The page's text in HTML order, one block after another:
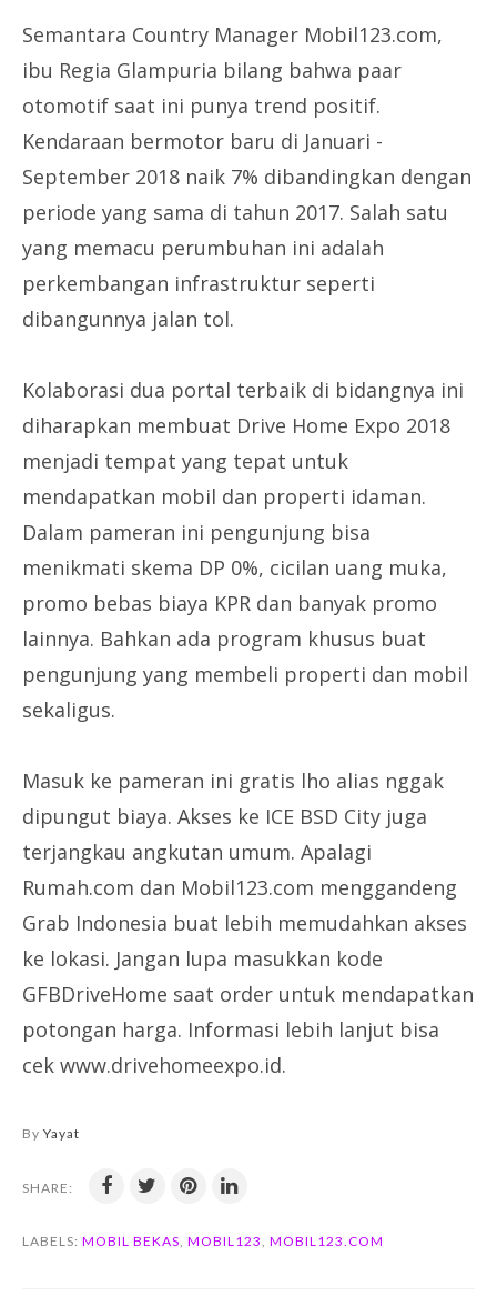
Semantara Country Manager Mobil123.com,
ibu Regia Glampuria bilang bahwa paar
otomotif saat ini punya trend positif.
Kendaraan bermotor baru di Januari -
September 2018 naik 7% dibandingkan dengan
periode yang sama di tahun 2017. Salah satu
yang memacu perumbuhan ini adalah
perkembangan infrastruktur seperti
dibangunnya jalan tol.
Kolaborasi dua portal terbaik di bidangnya ini
diharapkan membuat Drive Home Expo 2018
menjadi tempat yang tepat untuk
mendapatkan mobil dan properti idaman.
Dalam pameran ini pengunjung bisa
menikmati skema DP 0%, cicilan uang muka,
promo bebas biaya KPR dan banyak promo
lainnya. Bahkan ada program khusus buat
pengunjung yang membeli properti dan mobil
sekaligus.
Masuk ke pameran ini gratis lho alias nggak
dipungut biaya. Akses ke ICE BSD City juga
terjangkau angkutan umum. Apalagi
Rumah.com dan Mobil123.com menggandeng
Grab Indonesia buat lebih memudahkan akses
ke lokasi. Jangan lupa masukkan kode
GFBDriveHome saat order untuk mendapatkan
potongan harga. Informasi lebih lanjut bisa
cek www.drivehomeexpo.id.
By Yayat
SHARE:
LABELS: MOBIL BEKAS, MOBIL123, MOBIL123.COM